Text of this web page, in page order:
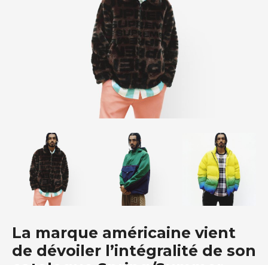
La marque américaine vient
de dévoiler l’intégralité de son